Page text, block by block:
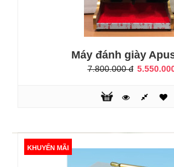
9.000.000 đ
Máy đánh giày
7.800.000 đ
KHUYẾN MÃI